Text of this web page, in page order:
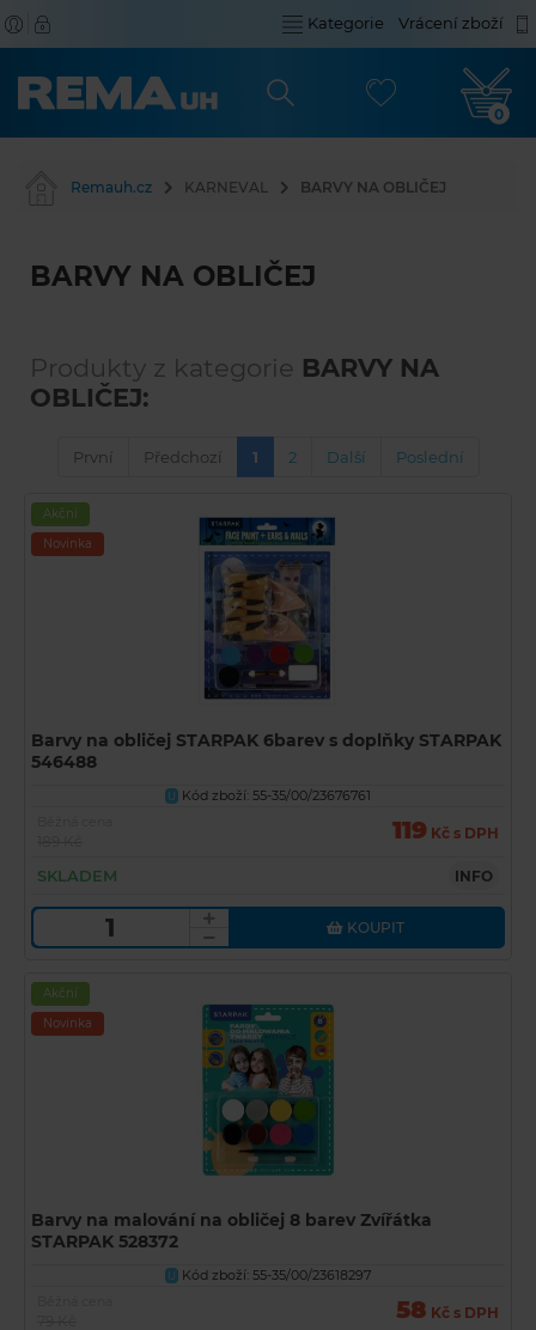
Kategorie Vrácení zboží
0
Remauh.cz KARNEVAL BARVY NA OBLIČEJ
BARVY NA OBLIČEJ
Produkty z kategorie BARVY NA
OBLIČEJ:
První Předchozí 1 2 Další Poslední
Akční
Novinka
Barvy na obličej STARPAK 6barev s doplňky STARPAK
546488
U
Kód zboží: 55-35/00/23676761
119 Kč s DPH
SKLADEM INFO
KOUPIT
Akční
Novinka
Barvy na malování na obličej 8 barev Zvířátka
STARPAK 528372
U
Kód zboží: 55-35/00/23618297
58 Kč s DPH